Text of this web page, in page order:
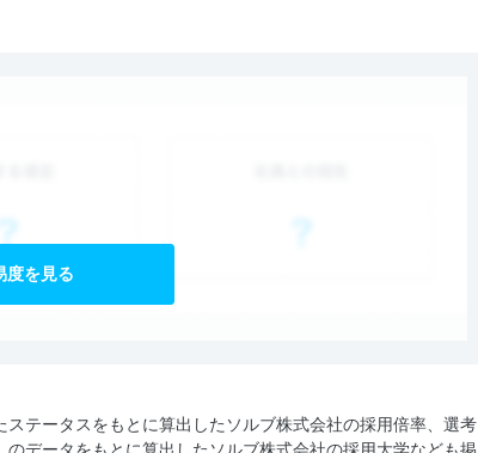
度を見る
テータスをもとに算出したソルブ株式会社の採用倍率、選考